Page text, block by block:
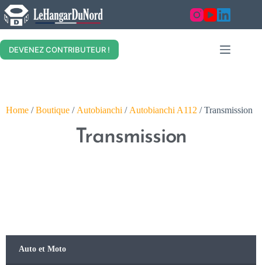
DEVENEZ CONTRIBUTEUR !
Home /Boutique / Autobianchi / Autobianchi A112 / Transmission
Transmission
Auto et Moto